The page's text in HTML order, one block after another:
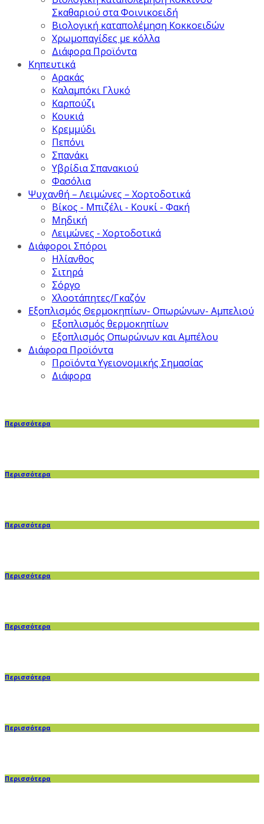
Σκαθαριού στα Φοινικοειδή
Βιολογική καταπολέμηση Κοκκοειδών
Χρωμοπαγίδες με κόλλα
Διάφορα Προϊόντα
Κηπευτικά
Αρακάς
Καλαμπόκι Γλυκό
Καρπούζι
Κουκιά
Κρεμμύδι
Πεπόνι
Σπανάκι
Υβρίδια Σπανακιού
Φασόλια
Ψυχανθή – Λειμώνες – Χορτοδοτικά
Βίκος - Μπιζέλι - Κουκί - Φακή
Μηδική
Λειμώνες - Χορτοδοτικά
Διάφοροι Σπόροι
Ηλίανθος
Σιτηρά
Σόργο
Χλοοτάπητες/Γκαζόν
Εξοπλισμός Θερμοκηπίων- Οπωρώνων- Αμπελιού
Εξοπλισμός θερμοκηπίων
Εξοπλισμός Οπωρώνων και Αμπέλου
Διάφορα Προϊόντα
Προϊόντα Υγειονομικής Σημασίας
Διάφορα
Περισσότερα
Περισσότερα
Περισσότερα
Περισσότερα
Περισσότερα
Περισσότερα
Περισσότερα
Περισσότερα